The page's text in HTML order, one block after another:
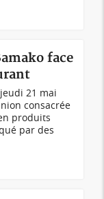
face
21 mai
consacrée
produits
par des